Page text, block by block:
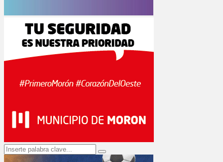
Search
for:
Search